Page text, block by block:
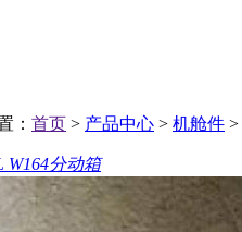
： 首页 > 产品中心 > 机舱件 >
W164分动箱